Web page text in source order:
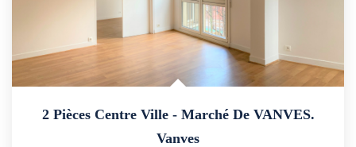
2 Pièces Centre Ville - Marché De VANVES.
Vanves